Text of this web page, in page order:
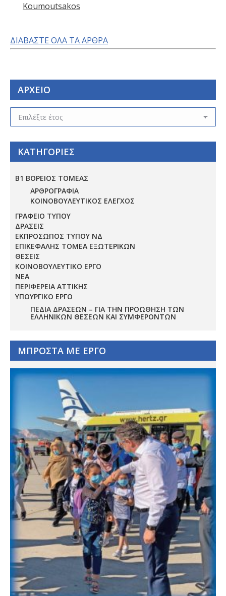
Koumoutsakos
ΔΙΑΒΑΣΤΕ ΟΛΑ ΤΑ ΑΡΘΡΑ
ΑΡΧΕΙΟ
ΑΡΧΕΙΟ
ΚΑΤΗΓΟΡΙΕΣ
Β1 ΒΟΡΕΙΟΣ ΤΟΜΕΑΣ
ΑΡΘΡΟΓΡΑΦΙΑ
ΚΟΙΝΟΒΟΥΛΕΥΤΙΚΟΣ ΕΛΕΓΧΟΣ
ΓΡΑΦΕΙΟ ΤΥΠΟΥ
ΔΡΑΣΕΙΣ
ΕΚΠΡΟΣΩΠΟΣ ΤΥΠΟΥ ΝΔ
ΕΠΙΚΕΦΑΛΗΣ ΤΟΜΕΑ ΕΞΩΤΕΡΙΚΩΝ
ΘΕΣΕΙΣ
ΚΟΙΝΟΒΟΥΛΕΥΤΙΚΟ ΕΡΓΟ
ΝΕΑ
ΠΕΡΙΦΕΡΕΙΑ ΑΤΤΙΚΗΣ
ΥΠΟΥΡΓΙΚΟ ΕΡΓΟ
ΠΕΔΊΑ ΔΡΆΣΕΩΝ – ΓΙΑ ΤΗΝ ΠΡΟΏΘΗΣΗ ΤΩΝ
ΕΛΛΗΝΙΚΏΝ ΘΈΣΕΩΝ ΚΑΙ ΣΥΜΦΕΡΌΝΤΩΝ
ΜΠΡΟΣΤΑ ΜΕ ΕΡΓΟ